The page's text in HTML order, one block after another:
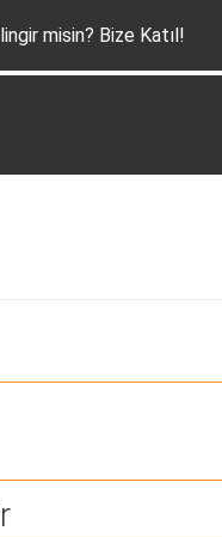
misin? Bize Katıl!